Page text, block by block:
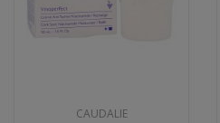
CAUDALIE